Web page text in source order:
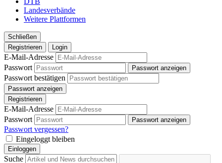
Landesverbände
Weitere Plattformen
Schließen
Registrieren
Login
E-Mail-Adresse
Passwort
Passwort anzeigen
Passwort bestätigen
Passwort anzeigen
Registrieren
E-Mail-Adresse
Passwort
Passwort anzeigen
Passwort vergessen?
Eingeloggt bleiben
Einloggen
Suche